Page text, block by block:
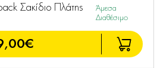
Σακίδιο Πλάτης
Άμεσα
Διαθέσιμο